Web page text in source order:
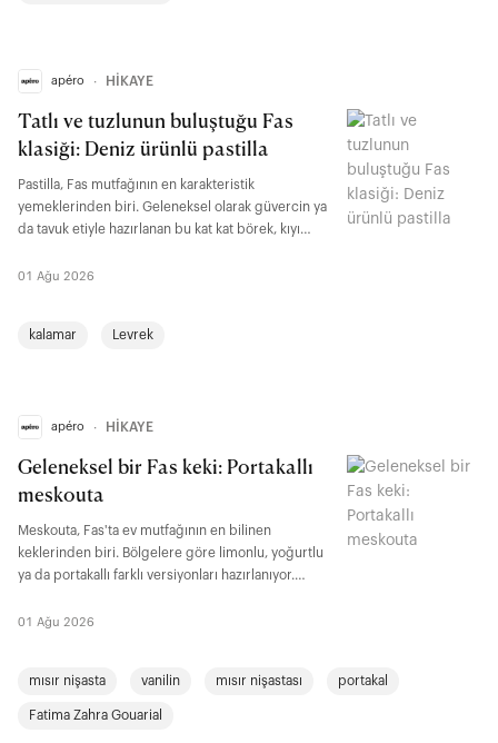
apéro ∙ HİKAYE
Tatlı ve tuzlunun buluştuğu Fas
klasiği: Deniz ürünlü pastilla
Pastilla, Fas mutfağının en karakteristik
yemeklerinden biri. Geleneksel olarak güvercin ya
da tavuk etiyle hazırlanan bu kat kat börek, kıyı
İnce yufka, baharatlar ve farklı dokuların biraraya
01 Ağu 2026
kalamar Levrek
apéro ∙ HİKAYE
Geleneksel bir Fas keki: Portakallı
meskouta
Meskouta, Fas'ta ev mutfağının en bilinen
keklerinden biri. Bölgelere göre limonlu, yoğurtlu
ya da portakallı farklı versiyonları hazırlanıyor.
yapılan portakallı meskouta, çayın yanında ikram
01 Ağu 2026
mısır nişasta vanilin mısır nişastası portakal
Fatima Zahra Gouarial